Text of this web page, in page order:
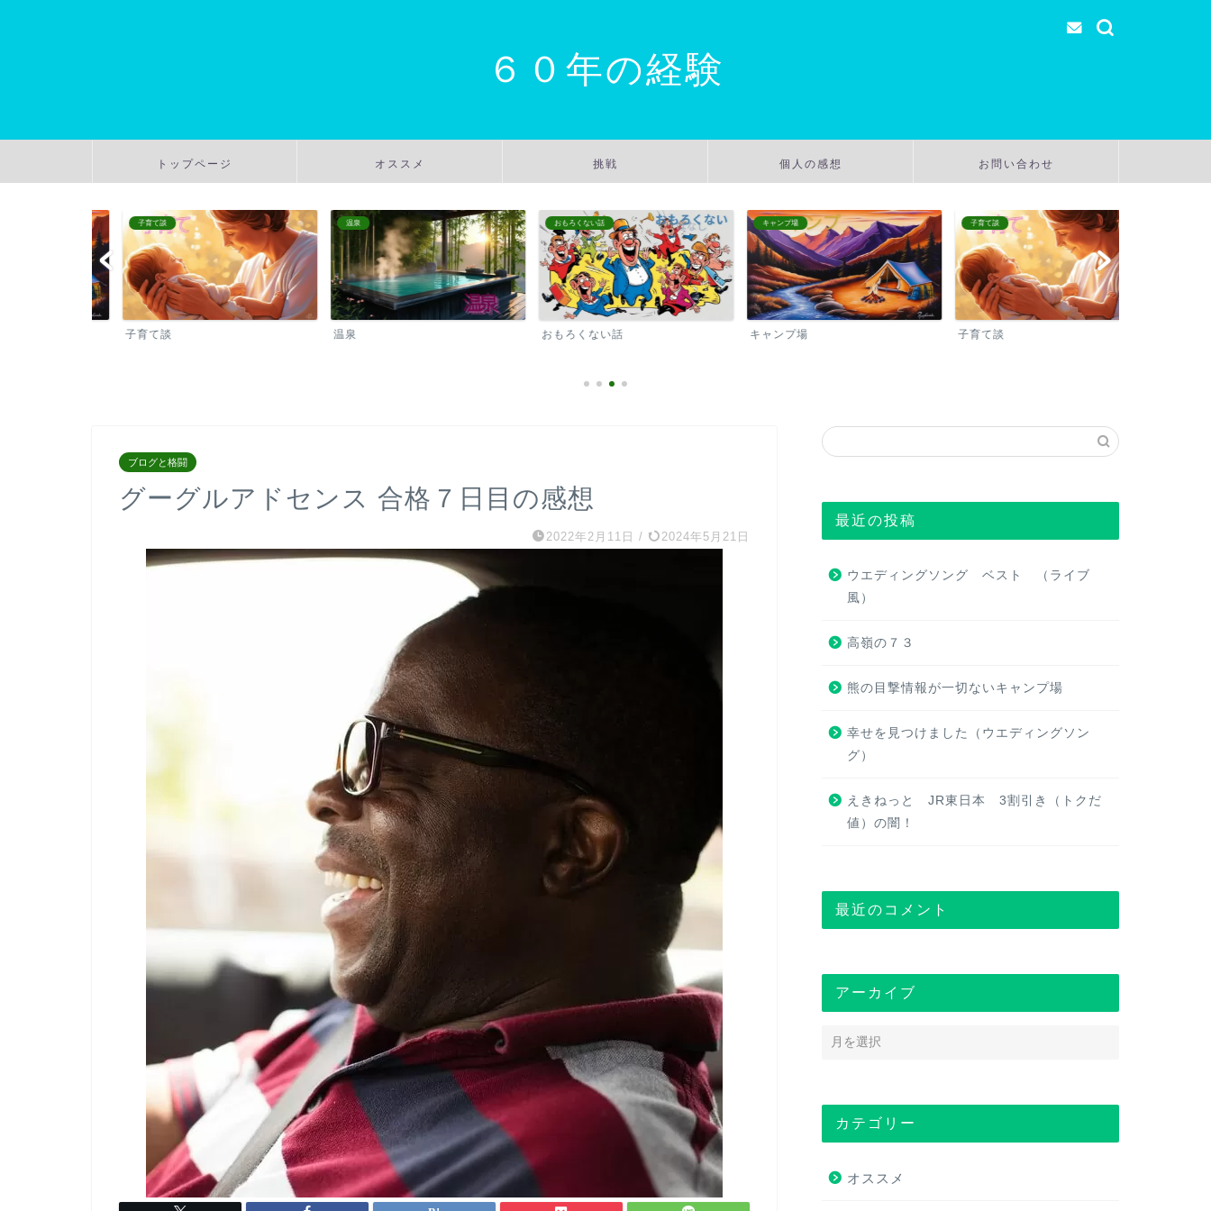
６０年の経験
トップページ オススメ 挑戦 個人の感想 お問い合わせ
子育て談
子育て談
おもろくない話
おもろくない話
キャンプ場
キャンプ場
子育て談
子育て談
ブログと格闘
グーグルアドセンス 合格７日目の感想
2022年2月11日 / 2024年5月21日
最近の投稿
ウエディングソング ベスト （ライブ
風）
高嶺の７３
熊の目撃情報が一切ないキャンプ場
幸せを見つけました（ウエディングソン
グ）
えきねっと JR東日本 3割引き（トクだ
値）の闇！
最近のコメント
アーカイブ
カテゴリー
オススメ